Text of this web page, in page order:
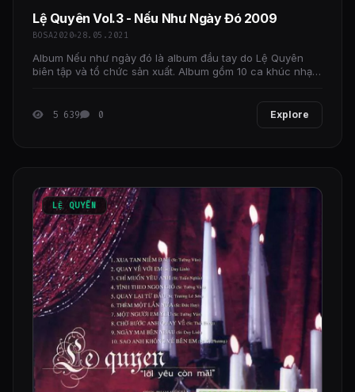
Lệ Quyên Vol.3 - Nếu Như Ngày Đó 2009
BOSA2020 28.05.2021
Album Nếu như ngày đó là album đầu tay do Lệ Quyên
biên tập và tổ chức sản xuất. Album gồm 10 ca khúc nhạc
5 639 0 Explore
LỆ QUYÊN